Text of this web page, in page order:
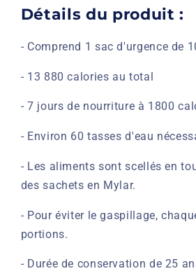
Détails du produit :
- Comprend 1 sac d'urgence de
- 13 880 calories au total
- 7 jours de nourriture à 1800
- Environ 60 tasses d'eau
- Les aliments sont scellés en
des sachets en Mylar.
- Pour éviter le gaspillage,
portions.
- Durée de conservation de 25